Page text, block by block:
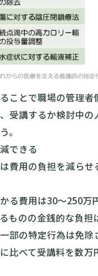
ことで職場の管理者
受講するか検討中の
。
できる
費用の負担を減らせ
る費用は30〜250万
ものの金銭的な負担
部の特定行為は免除
比べて受講料を数万